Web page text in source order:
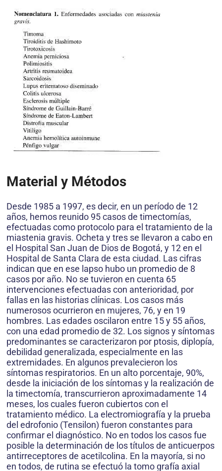
Material y Métodos
Desde 1985 a 1997, es decir, en un período de 12
años, hemos reunido 95 casos de timectomías,
efectuadas como protocolo para el tratamiento de la
miastenia gravis. Ocheta y tres se llevaron a cabo en
el Hospital San Juan de Dios de Bogotá, y 12 en el
Hospital de Santa Clara de esta ciudad. Las cifras
indican que en ese lapso hubo un promedio de 8
casos por año. No se tuvieron en cuenta 65
intervenciones efectuadas con anterioridad, por
fallas en las historias clínicas. Los casos más
numerosos ocurrieron en mujeres, 76, y en 19
hombres. Las edades oscilaron entre 15 y 55 años,
con una edad promedio de 32. Los signos y síntomas
predominantes se caracterizaron por ptosis, diplopía,
debilidad generalizada, especialmente en las
extremidades. En algunos prevalecieron los
síntomas respiratorios. En un alto porcentaje, 90%,
desde la iniciación de los síntomas y la realización de
la timectomía, transcurrieron aproximadamente 14
meses, los cuales fueron cubiertos con el
tratamiento médico. La electromiografía y la prueba
del edrofonio (Tensilon) fueron constantes para
confirmar el diagnóstico. No en todos los casos fue
posible la determinación de los títulos de anticuerpos
antirreceptores de acetilcolina. En la mayoría, si no
en todos, de rutina se efectuó la tomo grafía axial